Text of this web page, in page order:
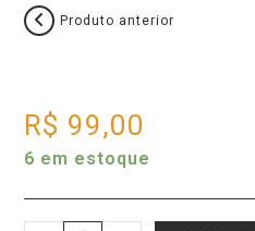
Produto anterior
R$ 99,00
6 em estoque